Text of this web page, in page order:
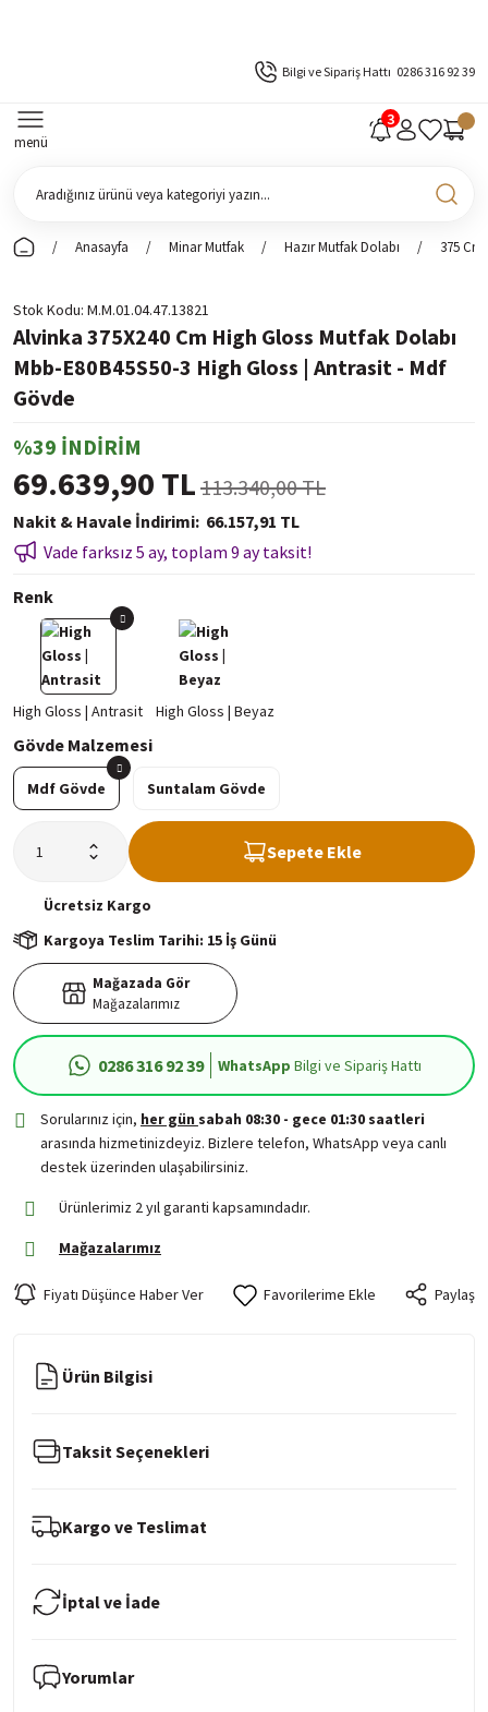
Bilgi ve Sipariş Hattı 0286 316 92 39
menü
Anasayfa Minar Mutfak Hazır Mutfak Dolabı 375 Cm
Stok Kodu M.M.01.04.47.13821
Alvinka 375X240 Cm High Gloss Mutfak Dolabı
Mbb-E80B45S50-3 High Gloss | Antrasit - Mdf
Gövde
%39 İNDİRİM
69.639,90 TL 113.340,00 TL
Nakit & Havale İndirimi 66.157,91 TL
Vade farksız 5 ay, toplam 9 ay taksit!
Renk
Gövde Malzemesi
Mdf Gövde Suntalam Gövde
Sepete Ekle
Ücretsiz Kargo
Kargoya Teslim Tarihi: 15 İş Günü
Mağazada Gör
Mağazalarımız
0286 316 92 39 WhatsApp Bilgi ve Sipariş Hattı
Sorularınız için, her gün sabah 08:30 - gece 01:30 saatleri
arasında hizmetinizdeyiz. Bizlere telefon, WhatsApp veya canlı
destek üzerinden ulaşabilirsiniz.
Ürünlerimiz 2 yıl garanti kapsamındadır.
Mağazalarımız
Fiyatı Düşünce Haber Ver Paylaş
Ürün Bilgisi
Taksit Seçenekleri
Kargo ve Teslimat
İptal ve İade
Yorumlar